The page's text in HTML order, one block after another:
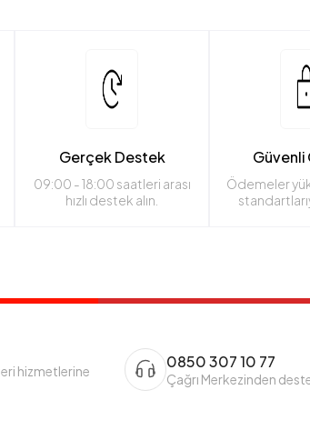
Gerçek Destek
09:00 - 18:00 saatleri arası
hızlı destek alın.
Ödemeler
hizmetlerine
0850 307 10 77
Çağrı Merkezinden